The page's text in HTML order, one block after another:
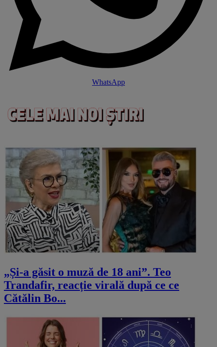
WhatsApp
„Și-a găsit o muză de 18 ani”. Teo
Trandafir, reacție virală după ce ce
Cătălin Bo...